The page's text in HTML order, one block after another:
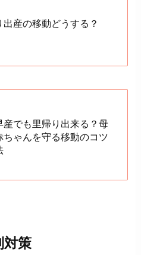
出産の移動どうする？
産でも里帰り出来る？母
ちゃんを守る移動のコツ
対策